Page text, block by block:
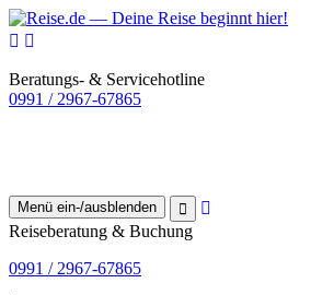
Beratungs- & Servicehotline
0991 / 2967-67865
Menü ein-/ausblenden
Reiseberatung & Buchung
0991 / 2967-67865